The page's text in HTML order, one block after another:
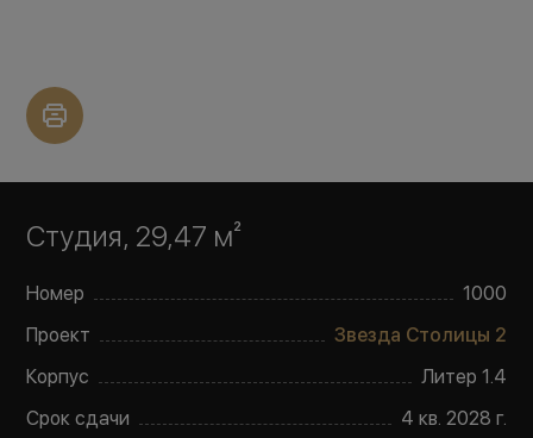
Студия, 29,47 м²
Номер
1000
Проект
Звезда Столицы 2
Корпус
Литер 1.4
Срок сдачи
4 кв. 2028 г.